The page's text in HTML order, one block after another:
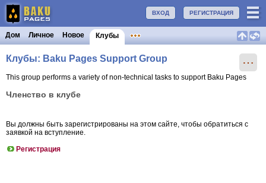
РЕГИСТРАЦИЯ
ВХОД
Дом Личное Новое Клубы
⋯
Клубы: Baku Pages Support Group
This group performs a variety of non-technical tasks to support Baku Pages
Членство в клубе
Вы должны быть зарегистрированы на этом сайте, чтобы обратиться с
заявкой на вступление.
Регистрация